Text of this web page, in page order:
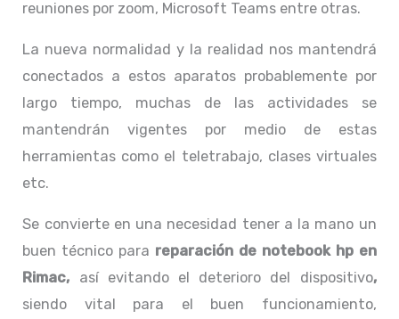
reuniones por zoom, Microsoft Teams entre otras.
La nueva normalidad y la realidad nos mantendrá
conectados a estos aparatos probablemente por
largo tiempo, muchas de las actividades se
mantendrán vigentes por medio de estas
herramientas como el teletrabajo, clases virtuales
etc.
Se convierte en una necesidad tener a la mano un
buen técnico para reparación de notebook hp en
Rimac, así evitando el deterioro del dispositivo,
siendo vital para el buen funcionamiento,